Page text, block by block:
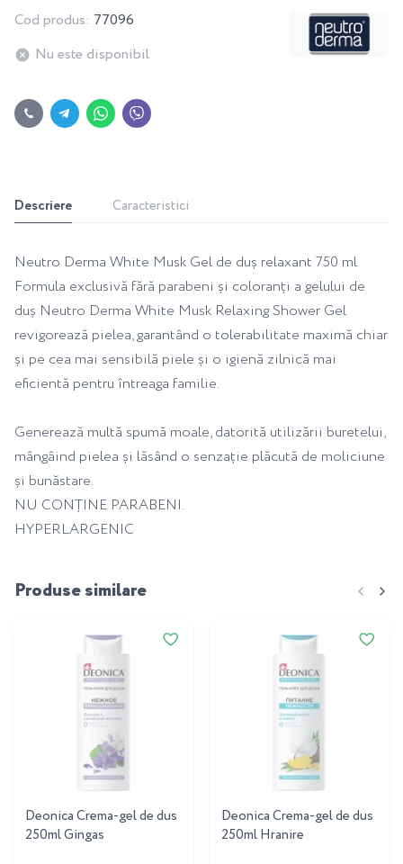
Cod produs: 77096
Nu este disponibil
Descriere Caracteristici
Neutro Derma White Musk Gel de duș relaxant 750 ml
Formula exclusivă fără parabeni și coloranți a gelului de
duș Neutro Derma White Musk Relaxing Shower Gel
revigorează pielea, garantând o tolerabilitate maximă chiar
și pe cea mai sensibilă piele și o igienă zilnică mai
eficientă pentru întreaga familie.
Generează multă spumă moale, datorită utilizării buretelui,
mângâind pielea și lăsând o senzație plăcută de moliciune
și bunăstare.
NU CONȚINE PARABENI.
HYPERLARGENIC
Produse similare
Deonica Crema-gel de dus
250ml Gingas
Deonica Crema-gel de dus
250ml Hranire